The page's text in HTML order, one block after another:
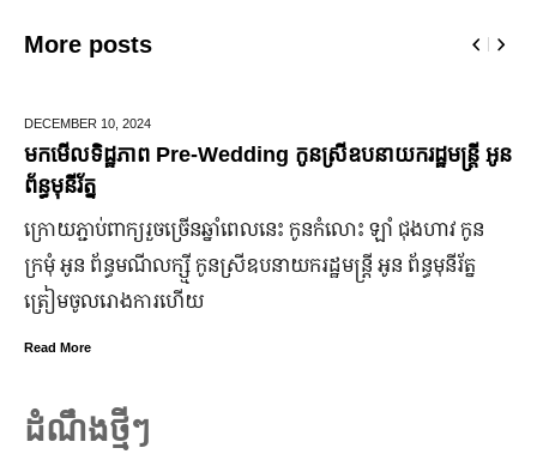
More posts
Pre-Wedding កូនស្រីឧបនាយករដ្ឋមន្រ្តី អូន
រួច​ច្រើន​ឆ្នាំ​ពេលនេះ កូនកំលោះ ឡាំ ជុងហាវ កូន
ក្ស្មី កូនស្រី​ឧបនាយករដ្ឋមន្ត្រី អូន ព័ន្ធមុនីរ័ត្ន
រ​ហើយ
មកដឹងប្រាក់ចំ
ក្រុមហ៊ុន Ford
ឡើង បើទោះបីវិប
ដំណឹងថ្មីៗ